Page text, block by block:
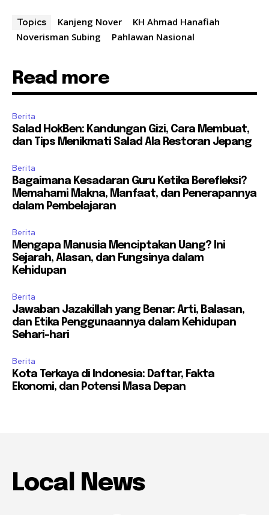
Topics Kanjeng Nover
KH Ahmad Hanafiah
Noverisman Subing
Pahlawan Nasional
Read more
Berita
Salad HokBen: Kandungan Gizi, Cara Membuat,
dan Tips Menikmati Salad Ala Restoran Jepang
Berita
Bagaimana Kesadaran Guru Ketika Berefleksi?
Memahami Makna, Manfaat, dan Penerapannya
dalam Pembelajaran
Berita
Mengapa Manusia Menciptakan Uang? Ini
Sejarah, Alasan, dan Fungsinya dalam
Kehidupan
Berita
Jawaban Jazakillah yang Benar: Arti, Balasan,
dan Etika Penggunaannya dalam Kehidupan
Sehari-hari
Berita
Kota Terkaya di Indonesia: Daftar, Fakta
Ekonomi, dan Potensi Masa Depan
Local News